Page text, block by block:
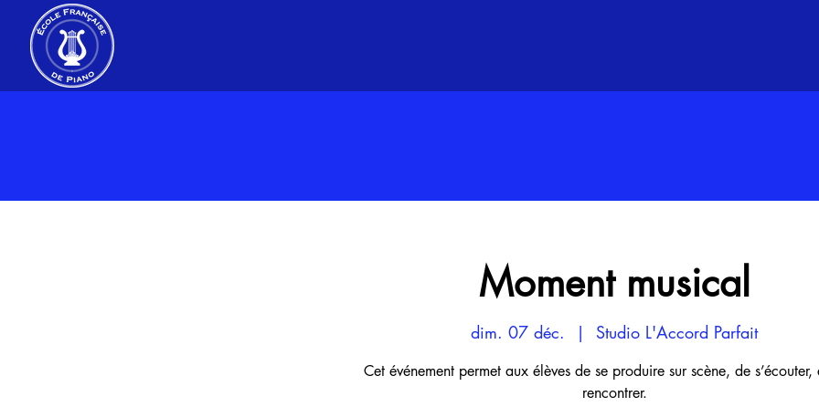
Moment musical
dim. 07 déc.
  |
Studio L'Accord Parfait
Cet événement permet aux élèves de se produire sur scène, de s’écouter,
rencontrer.